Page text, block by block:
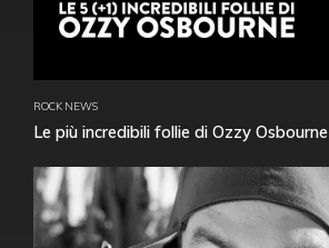
ROCK NEWS
Le più incredibili follie di Ozzy Osbourne